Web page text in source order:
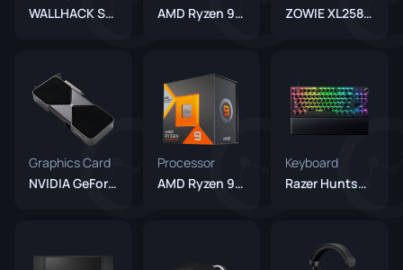
WALLHACK SY-001
AMD Ryzen 9950X3D
ZOWIE XL2586X+
Graphics Card
NVIDIA GeForce RTX 5090
Processor
AMD Ryzen 9 7950X3D
Keyboard
Razer Huntsman V3 Pro TKL Black